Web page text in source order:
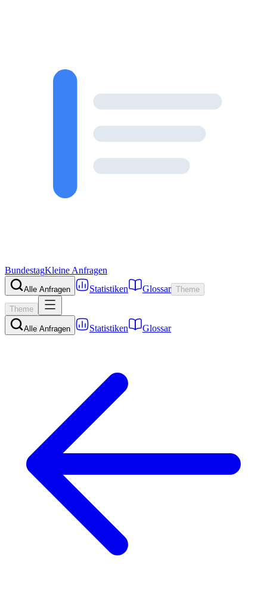
BundestagKleine Anfragen
Alle Anfragen Statistiken Glossar Theme
Theme
Alle Anfragen Statistiken Glossar